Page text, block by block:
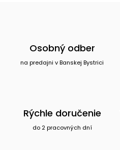
Osobný odber
na predajni v Banskej Bystrici
Rýchle doručenie
do 2 pracovných dní